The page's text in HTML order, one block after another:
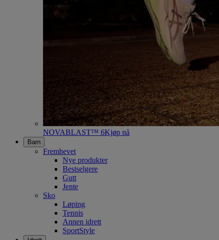
NOVABLAST™ 6Kjøp nå
Barn
Fremhevet
Nye produkter
Bestselgere
Gutt
Jente
Sko
Løping
Tennis
Annen idrett
SportStyle